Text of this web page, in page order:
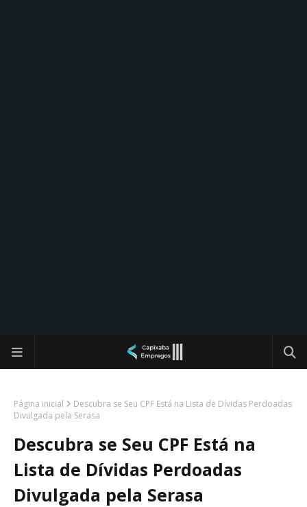
Página inicial
Descubra se Seu CPF Está na Lista de Dívidas Perdoadas
Divulgada pela Serasa
Descubra se Seu CPF Está na
Lista de Dívidas Perdoadas
Divulgada pela Serasa